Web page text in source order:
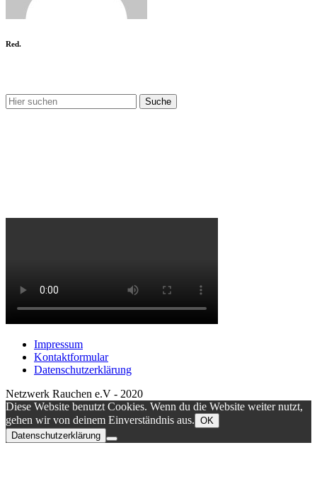
Red.
Impressum
Kontaktformular
Datenschutzerklärung
Netzwerk Rauchen e.V - 2020
Diese Website benutzt Cookies. Wenn du die Website weiter nutzt,
gehen wir von deinem Einverständnis aus. OK
Datenschutzerklärung